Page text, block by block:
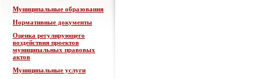
Муниципальные образования
Нормативные документы
Оценка регулирующего
воздействия проектов
муниципальных правовых
актов
Муниципальные услуги